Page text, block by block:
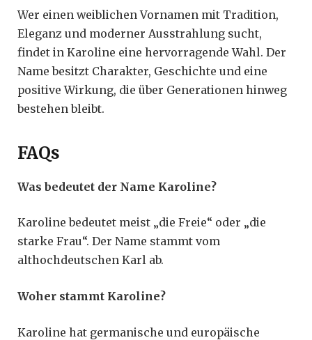
Wer einen weiblichen Vornamen mit Tradition,
Eleganz und moderner Ausstrahlung sucht,
findet in Karoline eine hervorragende Wahl. Der
Name besitzt Charakter, Geschichte und eine
positive Wirkung, die über Generationen hinweg
bestehen bleibt.
FAQs
Was bedeutet der Name Karoline?
Karoline bedeutet meist „die Freie“ oder „die
starke Frau“. Der Name stammt vom
althochdeutschen Karl ab.
Woher stammt Karoline?
Karoline hat germanische und europäische